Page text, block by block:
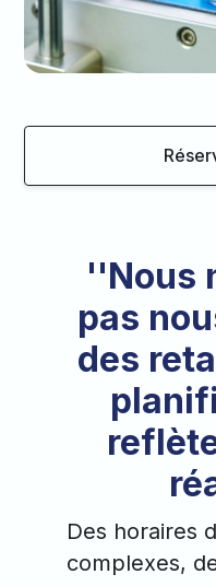
''Nous
pas
des
Des horaires
complexes,